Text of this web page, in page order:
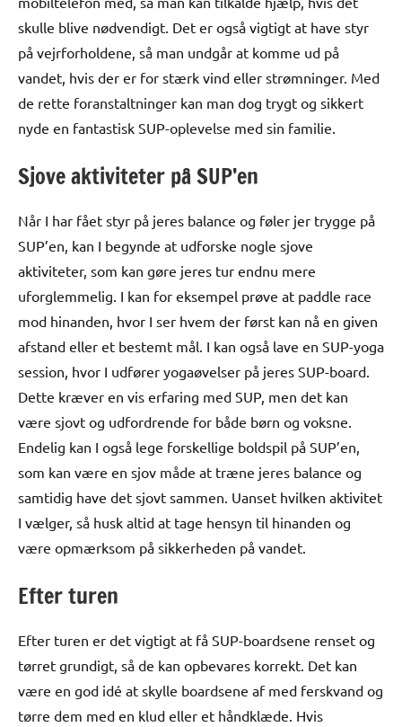
skulle blive nødvendigt. Det er også vigtigt at have styr
på vejrforholdene, så man undgår at komme ud på
vandet, hvis der er for stærk vind eller strømninger. Med
de rette foranstaltninger kan man dog trygt og sikkert
nyde en fantastisk SUP-oplevelse med sin familie.
Sjove aktiviteter på SUP’en
Når I har fået styr på jeres balance og føler jer trygge på
SUP’en, kan I begynde at udforske nogle sjove
aktiviteter, som kan gøre jeres tur endnu mere
uforglemmelig. I kan for eksempel prøve at paddle race
mod hinanden, hvor I ser hvem der først kan nå en given
afstand eller et bestemt mål. I kan også lave en SUP-yoga
session, hvor I udfører yogaøvelser på jeres SUP-board.
Dette kræver en vis erfaring med SUP, men det kan
være sjovt og udfordrende for både børn og voksne.
Endelig kan I også lege forskellige boldspil på SUP’en,
som kan være en sjov måde at træne jeres balance og
samtidig have det sjovt sammen. Uanset hvilken aktivitet
I vælger, så husk altid at tage hensyn til hinanden og
være opmærksom på sikkerheden på vandet.
Efter turen
Efter turen er det vigtigt at få SUP-boardsene renset og
tørret grundigt, så de kan opbevares korrekt. Det kan
være en god idé at skylle boardsene af med ferskvand og
tørre dem med en klud eller et håndklæde. Hvis